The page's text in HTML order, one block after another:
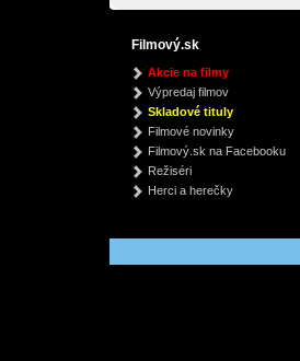
Raising Steam
(Discworld Novel 40)
Terry Pratchett
€ 6.73
Filmový.sk
Akcie na filmy
Výpredaj filmov
Skladové tituly
Filmové novinky
Filmový.sk na Facebooku
Režiséri
Herci a herečky